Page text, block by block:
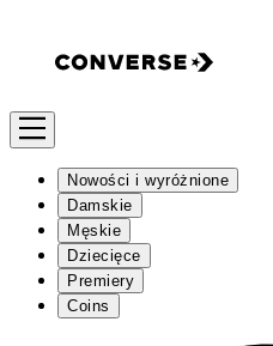
Nowości i wyróżnione
Damskie
Męskie
Dziecięce
Premiery
Coins